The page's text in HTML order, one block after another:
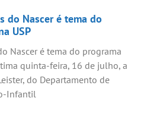
do Nascer é tema do
USP
Nascer é tema do programa
quinta-feira, 16 de julho, a
do Departamento de
Infantil